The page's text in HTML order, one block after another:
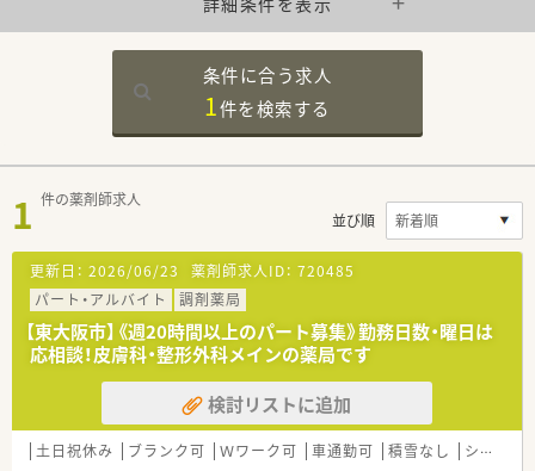
条件に合う求人
1件を検索する
1 件の薬剤師求人
並び順
更新日： 2026/06/23 薬剤師求人ID： 720485
パート・アルバイト
調剤薬局
【東大阪市】《週20時間以上のパート募集》勤務日数・曜日は
応相談！皮膚科・整形外科メインの薬局です
検討リストに追加
土日祝休み ブランク可 Ｗワーク可 車通勤可 積雪なし シフト制